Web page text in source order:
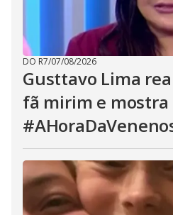
DO R7/07/08/2026
Gusttavo Lima
fã mirim e